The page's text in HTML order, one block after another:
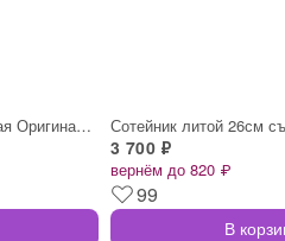
Сковорода литая 26см низкая Оригинальная
3 700 ₽
вернём до 820 ₽
99
В